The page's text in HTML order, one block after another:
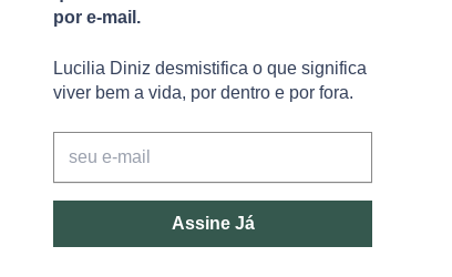
por e-mail.
Lucilia Diniz desmistifica o que significa
viver bem a vida, por dentro e por fora.
Assine Já